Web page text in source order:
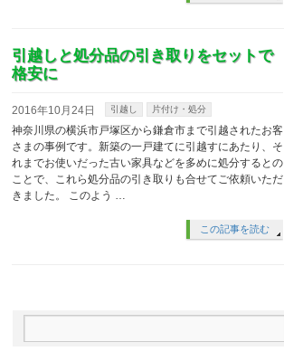
引越しと処分品の引き取りをセットで
格安に
2016年10月24日 引越し 片付け・処分
神奈川県の横浜市戸塚区から鎌倉市まで引越されたお客
さまの事例です。新築の一戸建てに引越すにあたり、そ
れまでお使いだった古い家具などを多めに処分するとの
ことで、これら処分品の引き取りも合せてご依頼いただ
きました。 このよう …
この記事を読む